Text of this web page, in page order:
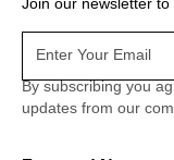
Join our newsletter
By subscribing you
updates from our